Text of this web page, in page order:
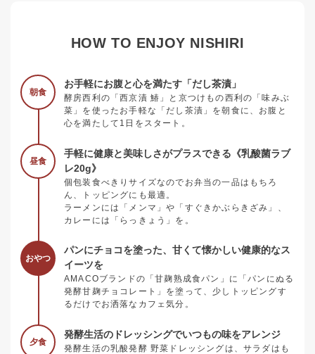
HOW TO ENJOY NISHIRI
朝食
お手軽にお腹と心を満たす「だし茶漬」
酵房西利の「西京漬 鰆」と京つけもの西利の「味みぶ
菜」を使ったお手軽な「だし茶漬」を朝食に、お腹と
心を満たして1日をスタート。
昼食
手軽に健康と美味しさがプラスできる《乳酸菌ラブ
レ20g》
個包装食べきりサイズなのでお弁当の一品はもちろ
ん、トッピングにも最適。
ラーメンには「メンマ」や「すぐきかぶらきざみ」、
カレーには「らっきょう」を。
おやつ
パンにチョコを塗った、甘くて懐かしい健康的なス
イーツを
AMACOブランドの「甘麹熟成食パン」に「パンにぬる
発酵甘麹チョコレート」を塗って、少しトッピングす
るだけでお洒落なカフェ気分。
夕食
発酵生活のドレッシングでいつもの味をアレンジ
発酵生活の乳酸発酵 野菜ドレッシングは、サラダはも